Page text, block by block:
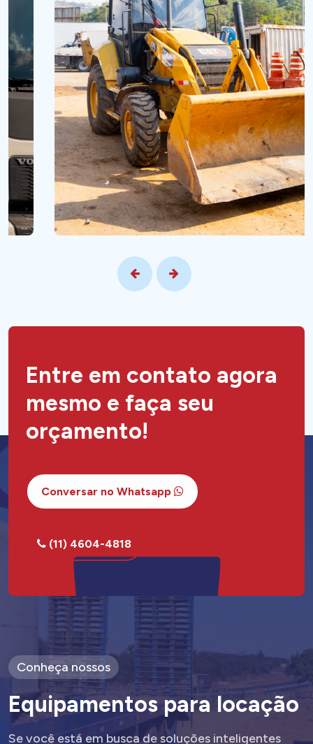
Entre em contato agora
mesmo e faça seu
orçamento!
Conversar no Whatsapp
(11) 4604-4818
Conheça nossos
Equipamentos para locação
Se você está em busca de soluções inteligentes